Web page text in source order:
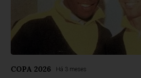
COPA 2026 Há 3 meses